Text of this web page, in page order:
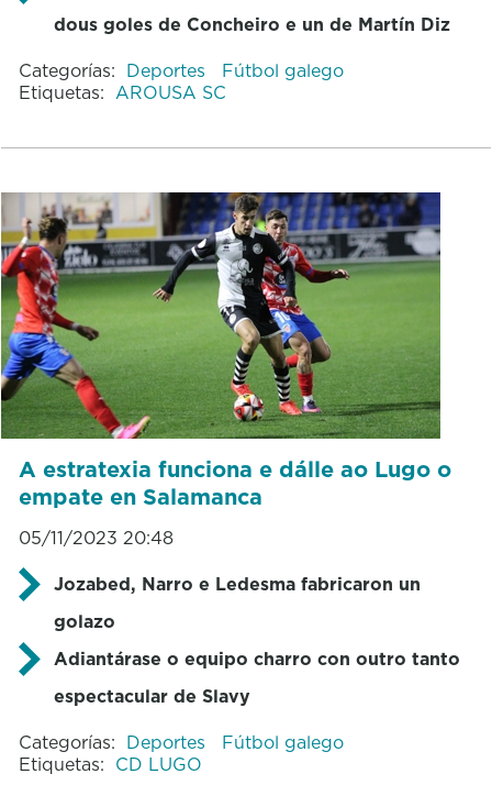
dous goles de Concheiro e un de Martín Diz
Categorías: Deportes
Fútbol galego
Etiquetas: AROUSA SC
A estratexia funciona e dálle ao Lugo o
empate en Salamanca
05/11/2023 20:48
Jozabed, Narro e Ledesma fabricaron un
golazo
Adiantárase o equipo charro con outro tanto
espectacular de Slavy
Categorías: Deportes
Fútbol galego
Etiquetas: CD LUGO